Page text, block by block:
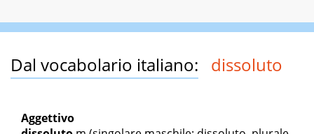
Dal vocabolario italiano: dissoluto
Aggettivo